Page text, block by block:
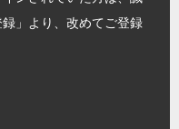
」より、改めてご登録